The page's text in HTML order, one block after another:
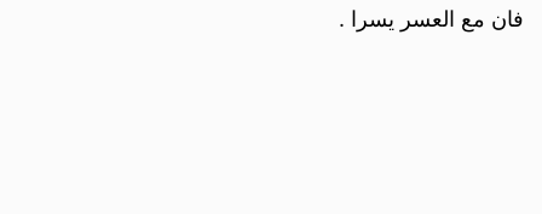
فان مع العسر يسرا .